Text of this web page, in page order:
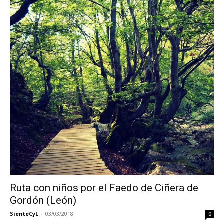
Ruta con niños por el Faedo de Ciñera de
Gordón (León)
SienteCyL - 03/03/2018 0